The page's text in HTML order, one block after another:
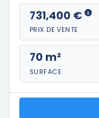
731,400 €
PRIX DE VENTE
70 m²
SURFACE